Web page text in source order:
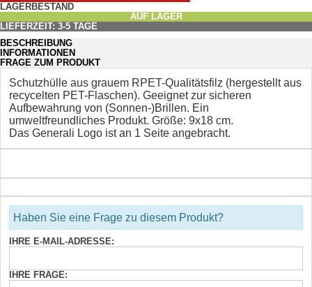
LAGERBESTAND
AUF LAGER
LIEFERZEIT: 3-5 TAGE
BESCHREIBUNG
INFORMATIONEN
FRAGE ZUM PRODUKT
Schutzhülle aus grauem RPET-Qualitätsfilz (hergestellt aus
recycelten PET-Flaschen). Geeignet zur sicheren
Aufbewahrung von (Sonnen-)Brillen. Ein
umweltfreundliches Produkt. Größe: 9x18 cm.
Das Generali Logo ist an 1 Seite angebracht.
Haben Sie eine Frage zu diesem Produkt?
IHRE E-MAIL-ADRESSE:
IHRE FRAGE: